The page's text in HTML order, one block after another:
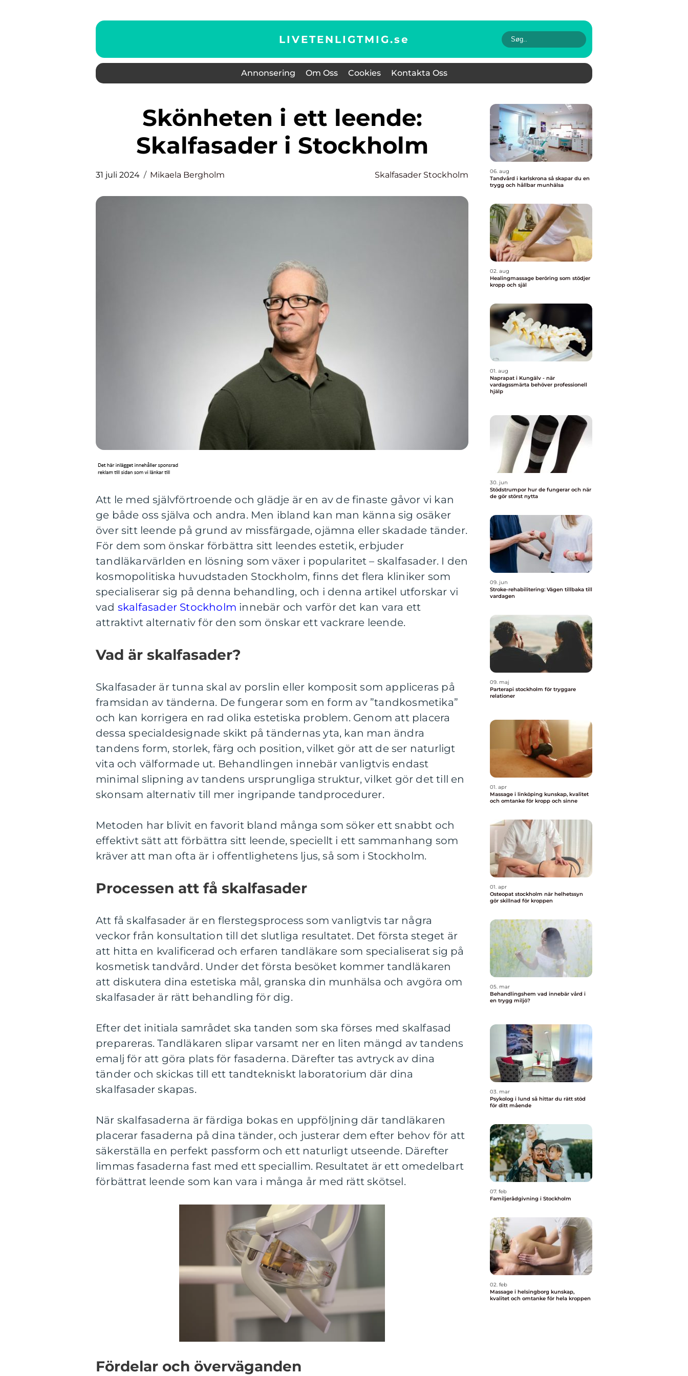
LIVETENLIGTMIG.se
Annonsering Om Oss Cookies Kontakta Oss
Skönheten i ett leende:
Skalfasader i Stockholm
31 juli 2024 Mikaela Bergholm Skalfasader Stockholm
Att le med självförtroende och glädje är en av de finaste gåvor vi kan
ge både oss själva och andra. Men ibland kan man känna sig osäker
över sitt leende på grund av missfärgade, ojämna eller skadade tänder.
För dem som önskar förbättra sitt leendes estetik, erbjuder
tandläkarvärlden en lösning som växer i popularitet – skalfasader. I den
kosmopolitiska huvudstaden Stockholm, finns det flera kliniker som
specialiserar sig på denna behandling, och i denna artikel utforskar vi
vad skalfasader Stockholm innebär och varför det kan vara ett
attraktivt alternativ för den som önskar ett vackrare leende.
Vad är skalfasader?
Skalfasader är tunna skal av porslin eller komposit som appliceras på
framsidan av tänderna. De fungerar som en form av ”tandkosmetika”
och kan korrigera en rad olika estetiska problem. Genom att placera
dessa specialdesignade skikt på tändernas yta, kan man ändra
tandens form, storlek, färg och position, vilket gör att de ser naturligt
vita och välformade ut. Behandlingen innebär vanligtvis endast
minimal slipning av tandens ursprungliga struktur, vilket gör det till en
skonsam alternativ till mer ingripande tandprocedurer.
Metoden har blivit en favorit bland många som söker ett snabbt och
effektivt sätt att förbättra sitt leende, speciellt i ett sammanhang som
kräver att man ofta är i offentlighetens ljus, så som i Stockholm.
Processen att få skalfasader
Att få skalfasader är en flerstegsprocess som vanligtvis tar några
veckor från konsultation till det slutliga resultatet. Det första steget är
att hitta en kvalificerad och erfaren tandläkare som specialiserat sig på
kosmetisk tandvård. Under det första besöket kommer tandläkaren
att diskutera dina estetiska mål, granska din munhälsa och avgöra om
skalfasader är rätt behandling för dig.
Efter det initiala samrådet ska tanden som ska förses med skalfasad
prepareras. Tandläkaren slipar varsamt ner en liten mängd av tandens
emalj för att göra plats för fasaderna. Därefter tas avtryck av dina
tänder och skickas till ett tandtekniskt laboratorium där dina
skalfasader skapas.
När skalfasaderna är färdiga bokas en uppföljning där tandläkaren
placerar fasaderna på dina tänder, och justerar dem efter behov för att
säkerställa en perfekt passform och ett naturligt utseende. Därefter
limmas fasaderna fast med ett speciallim. Resultatet är ett omedelbart
förbättrat leende som kan vara i många år med rätt skötsel.
Fördelar och överväganden
06. aug
Tandvård i karlskrona så skapar du en
trygg och hållbar munhälsa
02. aug
Healingmassage beröring som stödjer
kropp och själ
01. aug
Naprapat i Kungälv - när
vardagssmärta behöver professionell
hjälp
30. jun
Stödstrumpor hur de fungerar och när
de gör störst nytta
09. jun
Stroke-rehabilitering: Vägen tillbaka till
vardagen
09. maj
Parterapi stockholm för tryggare
relationer
01. apr
Massage i linköping kunskap, kvalitet
och omtanke för kropp och sinne
01. apr
Osteopat stockholm när helhetssyn
gör skillnad för kroppen
05. mar
Behandlingshem vad innebär vård i
en trygg miljö?
03. mar
Psykolog i lund så hittar du rätt stöd
för ditt mående
07. feb
Familjerådgivning i Stockholm
02. feb
Massage i helsingborg kunskap,
kvalitet och omtanke för hela kroppen